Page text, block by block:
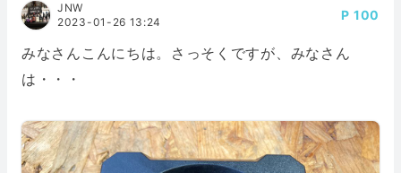
JNW
2023-01-26 13:24
100
みなさんこんにちは。さっそくですが、みなさん
は・・・